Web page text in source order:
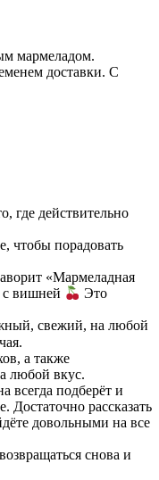
мармеладом.
доставки. С
где действительно
чтобы порадовать
«Мармеладная
с вишней
Это
свежий, на любой
а также
любой вкус.
всегда подберёт и
Достаточно рассказать
довольными на все
снова и